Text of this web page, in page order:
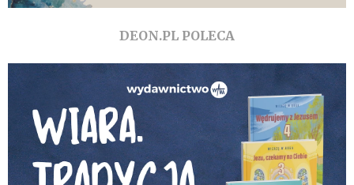
DEON.PL POLECA